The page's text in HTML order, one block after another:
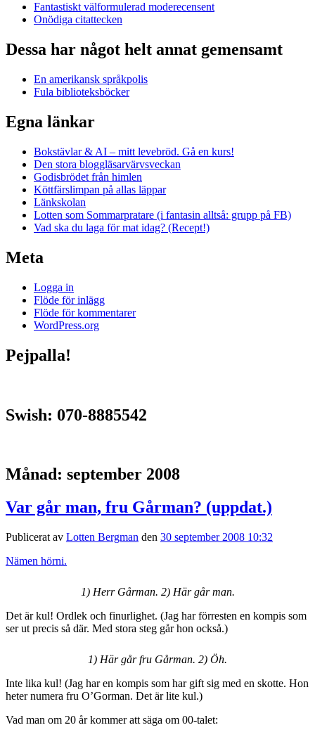
Fantastiskt välformulerad moderecensent
Onödiga citattecken
Dessa har något helt annat gemensamt
En amerikansk språkpolis
Fula biblioteksböcker
Egna länkar
Bokstävlar & AI – mitt levebröd. Gå en kurs!
Den stora bloggläsarvärvsveckan
Godisbrödet från himlen
Köttfärslimpan på allas läppar
Länkskolan
Lotten som Sommarpratare (i fantasin alltså: grupp på FB)
Vad ska du laga för mat idag? (Recept!)
Meta
Logga in
Flöde för inlägg
Flöde för kommentarer
WordPress.org
Pejpalla!
Swish: 070-8885542
Månad: september 2008
Var går man, fru Gårman? (uppdat.)
Publicerat av Lotten Bergman den 30 september 2008 10:32
Nämen hörni.
1) Herr Gårman. 2) Här går man.
Det är kul! Ordlek och finurlighet. (Jag har förresten en kompis som
ser ut precis så där. Med stora steg går hon också.)
1) Här går fru Gårman. 2) Öh.
Inte lika kul! (Jag har en kompis som har gift sig med en skotte. Hon
heter numera fru O’Gorman. Det är lite kul.)
Vad man om 20 år kommer att säga om 00-talet: